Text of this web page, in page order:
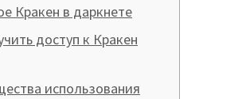
Кракен в даркнете
доступ к Кракен
использования